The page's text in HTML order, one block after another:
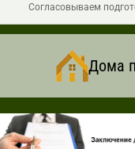
Согласовываем
Дома